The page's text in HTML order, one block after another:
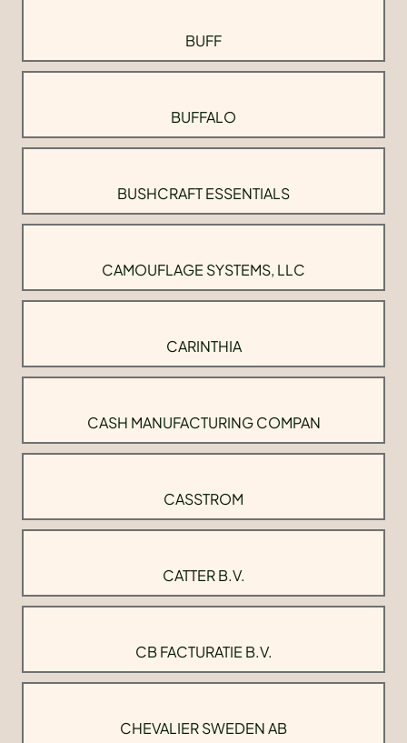
BUFF
BUFFALO
BUSHCRAFT ESSENTIALS
CAMOUFLAGE SYSTEMS, LLC
CARINTHIA
CASH MANUFACTURING COMPAN
CASSTROM
CATTER B.V.
CB FACTURATIE B.V.
CHEVALIER SWEDEN AB